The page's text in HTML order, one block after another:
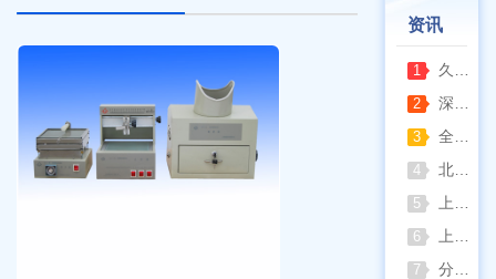
资讯
1 久兴医疗高压蒸汽灭菌器：制药科研灭菌的可靠之选
2 深那静音超声波清洗仪：科研洁净新标准，安静高效更安心
3 全自动凯氏定氮仪测定焦炭中氮 上海纤检助力焦化行业精准检测
4 北京六一电泳仪完整选型指南（分电泳槽 + 电源两大模块，按实验场景直接匹配）
5 上海仪电吸光光度法和荧光分析法的异同
6 上海佑科GC-7860系列网络化气相色谱仪
7 分清生物安全柜与洁净工作台 苏州安泰科普两类设备差异